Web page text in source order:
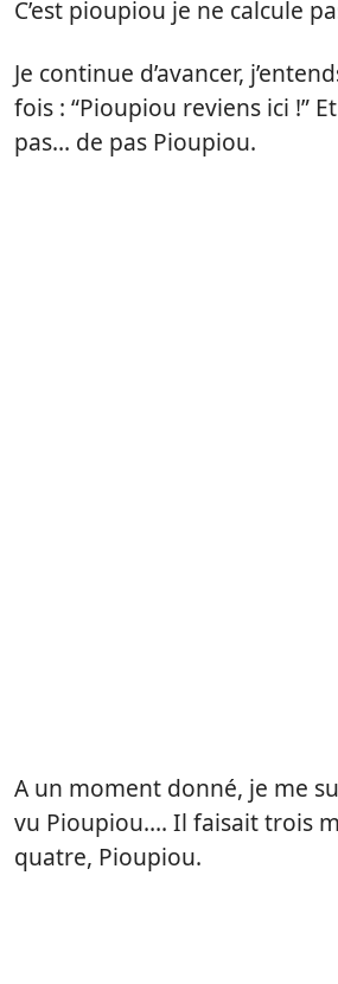
C’est pioupiou je ne calcule
Je continue d’avancer,
fois : “Pioupiou reviens ici !”
pas… de pas Pioupiou.
A un moment donné, je me
vu Pioupiou…. Il faisait trois
quatre, Pioupiou.